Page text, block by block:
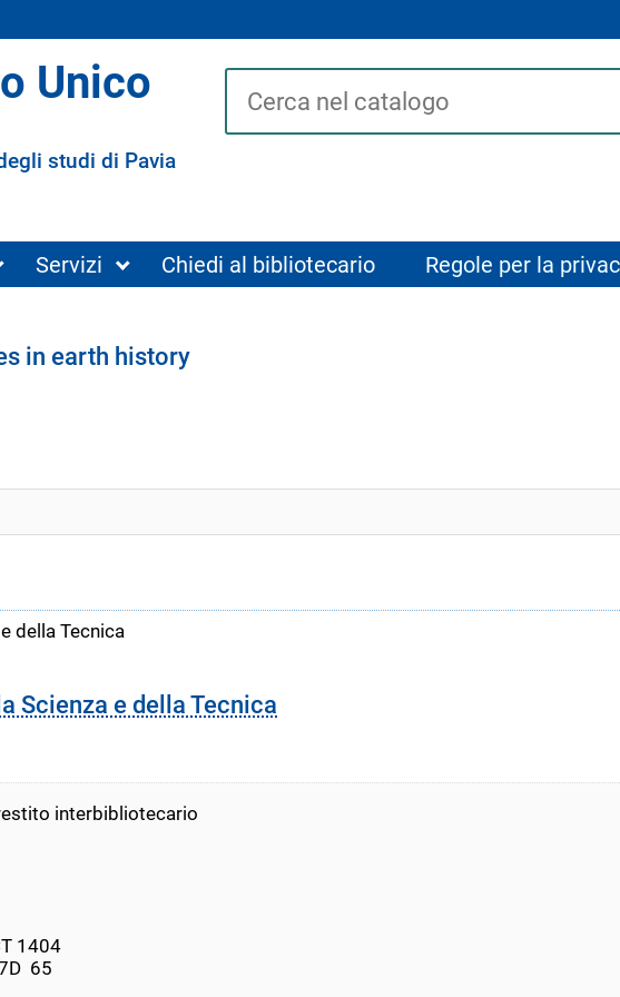
Unico
studi di Pavia
Cerca su "Catalogo"
Servizi Chiedi al bibliotecario Regole per la
in earth history
della Tecnica
Scienza e della Tecnica
interbibliotecario
1404
65